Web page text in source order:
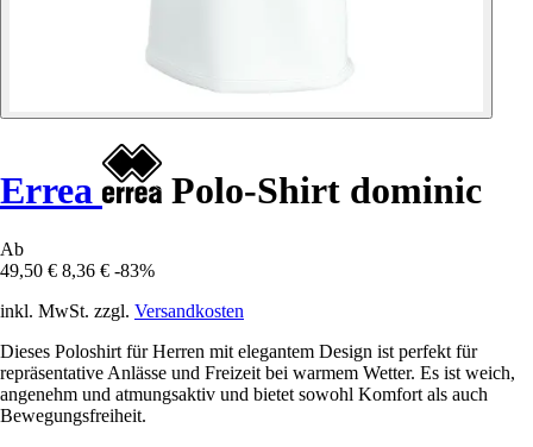
Errea Polo-Shirt dominic
Ab
49,50 € 8,36 € -83%
inkl. MwSt. zzgl. Versandkosten
Dieses Poloshirt für Herren mit elegantem Design ist perfekt für
repräsentative Anlässe und Freizeit bei warmem Wetter. Es ist weich,
angenehm und atmungsaktiv und bietet sowohl Komfort als auch
Bewegungsfreiheit.